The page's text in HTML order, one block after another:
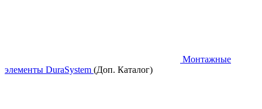
Монтажные
элементы DuraSystem (Доп. Каталог)